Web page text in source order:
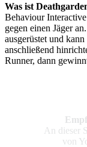
Was ist
Behaviour
gegen einen Jäger
ausgerüstet und
anschließend
Runner, dann
An dieser
von